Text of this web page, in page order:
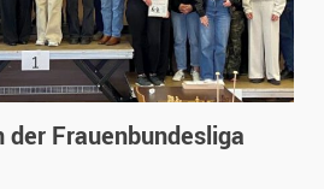
der Frauenbundesliga